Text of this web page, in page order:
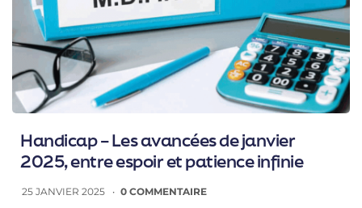
Handicap – Les avancées de janvier
2025, entre espoir et patience infinie
25 JANVIER 2025 0 COMMENTAIRE